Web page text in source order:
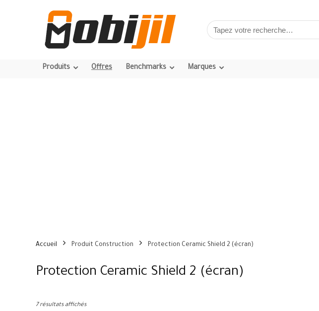
Produits Offres Benchmarks Marques
Accueil Produit Construction Protection Ceramic Shield 2 (écran)
Protection Ceramic Shield 2 (écran)
7 résultats affichés